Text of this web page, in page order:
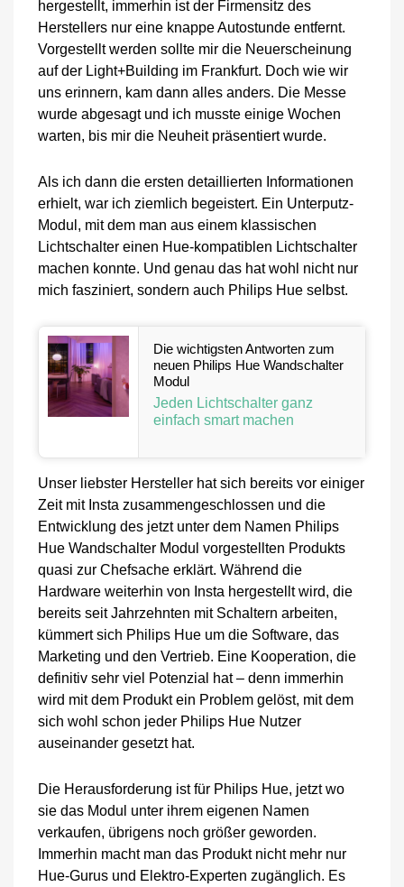
hergestellt, immerhin ist der Firmensitz des
Herstellers nur eine knappe Autostunde entfernt.
Vorgestellt werden sollte mir die Neuerscheinung
auf der Light+Building im Frankfurt. Doch wie wir
uns erinnern, kam dann alles anders. Die Messe
wurde abgesagt und ich musste einige Wochen
warten, bis mir die Neuheit präsentiert wurde.
Als ich dann die ersten detaillierten Informationen
erhielt, war ich ziemlich begeistert. Ein Unterputz-
Modul, mit dem man aus einem klassischen
Lichtschalter einen Hue-kompatiblen Lichtschalter
machen konnte. Und genau das hat wohl nicht nur
mich fasziniert, sondern auch Philips Hue selbst.
Die wichtigsten Antworten zum
neuen Philips Hue Wandschalter
Modul
Jeden Lichtschalter ganz
einfach smart machen
Unser liebster Hersteller hat sich bereits vor einiger
Zeit mit Insta zusammengeschlossen und die
Entwicklung des jetzt unter dem Namen Philips
Hue Wandschalter Modul vorgestellten Produkts
quasi zur Chefsache erklärt. Während die
Hardware weiterhin von Insta hergestellt wird, die
bereits seit Jahrzehnten mit Schaltern arbeiten,
kümmert sich Philips Hue um die Software, das
Marketing und den Vertrieb. Eine Kooperation, die
definitiv sehr viel Potenzial hat – denn immerhin
wird mit dem Produkt ein Problem gelöst, mit dem
sich wohl schon jeder Philips Hue Nutzer
auseinander gesetzt hat.
Die Herausforderung ist für Philips Hue, jetzt wo
sie das Modul unter ihrem eigenen Namen
verkaufen, übrigens noch größer geworden.
Immerhin macht man das Produkt nicht mehr nur
Hue-Gurus und Elektro-Experten zugänglich. Es